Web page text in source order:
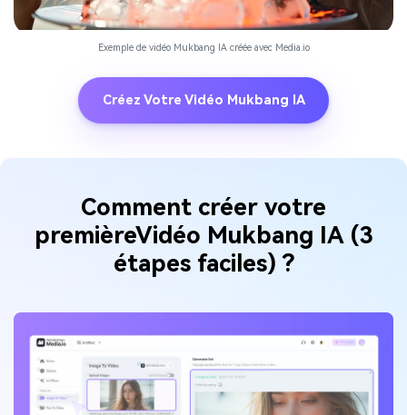
Exemple de vidéo Mukbang IA créée avec Media.io
Créez Votre Vidéo Mukbang IA
Comment créer votre
premièreVidéo Mukbang IA (3
étapes faciles) ?